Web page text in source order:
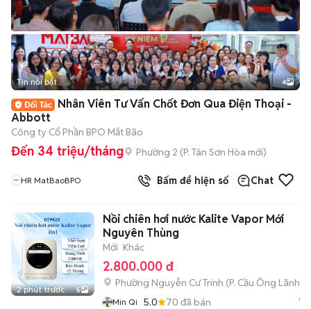
Tin nổi bật 4
Nhân Viên Tư Vấn Chốt Đơn Qua Điện Thoại -
Abbott
Công ty Cổ Phần BPO Mắt Bão
Đến 34 triệu/tháng Phường 2 (P. Tân Sơn Hòa mới)
HR MatBaoBPO Bấm để hiện số Chat
2 phút trước 5
Nồi chiên hơi nước Kalite Vapor Mới
Nguyên Thùng
Mới Khác
2.800.000 đ
Phường Nguyễn Cư Trinh (P. Cầu Ông Lãnh
Min Qi 5.0 70 đã bán